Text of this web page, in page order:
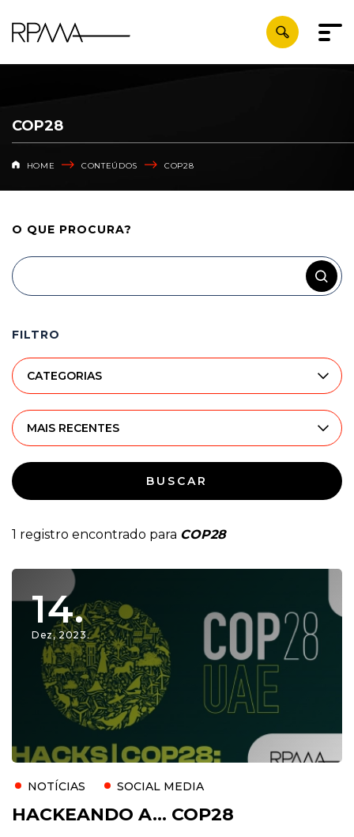
COP28
HOME CONTEÚDOS COP28
O QUE PROCURA?
FILTRO
CATEGORIAS
MAIS RECENTES
BUSCAR
1 registro encontrado para COP28
14.
Dez, 2023.
NOTÍCIAS SOCIAL MEDIA
HACKEANDO A… COP28